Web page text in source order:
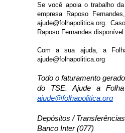
Se você apoia o trabalho
empresa Raposo
ajude@folhapolitica.org.
Raposo Fernandes
Com a sua ajuda, a
ajude@folhapolitica.org
Todo o faturamento
do TSE. Ajude a
ajude@folhapolitica.org
Depósitos /
Banco Inter (077)